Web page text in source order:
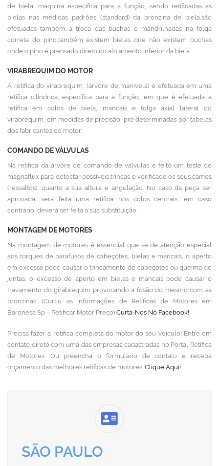
de biela, máquina específica para a função, sendo retificadas as
bielas nas medidas padrões (standard) da bronzina de biela,são
efetuadas também a troca das buchas e mandrilhadas na folga
correta do pino,também existem bielas que não existem buchas
onde o pino é prensado direto no alojamento inferior da biela.
VIRABREQUIM DO MOTOR
A retífica do virabrequim, (árvore de manivela) é efetuada em uma
retífica cilíndrica, específica para a função, em que é efetuada a
retífica em colos de biela, mancais e folga axial lateral do
virabrequim, em medidas de precisão, pré determinadas por tabelas
dos fabricantes do motor.
COMANDO DE VÁLVULAS
Na retífica da árvore de comando de válvulas é feito um teste de
magnaflux para detectar possíveis trincas e verificado os seus cames
(ressaltos), quanto a sua altura e angulação. No caso da peça ser
aprovada, será feita uma retífica nos colos centrais; em caso
contrário, deverá ser feita a sua substituição.
MONTAGEM DE MOTORES
Na montagem de motores é essencial que se de atenção especial
aos torques de parafusos de cabeçotes, bielas e mancais, o aperto
em excesso pode causar o trincamento de cabeçotes ou queima de
juntas, o excesso de aperto em bielas e mancais pode causar o
travamento do girabrequim provocando a fusão do mesmo com as
bronzinas. (Curtiu as informações de Retíficas de Motores em
Baronesa Sp – Retificar Motor Preço) Curta-Nos No Facebook!
Precisa fazer a retífica completa do motor do seu veículo! Entre em
contato direto com uma das empresas cadastradas no Portal Retífica
de Motores. Ou preencha o formulário de contato e receba
orçamento das melhores retíficas de motores. Clique Aqui!
SÃO PAULO